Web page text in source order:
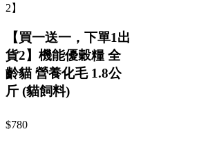
2】
【買一送一，下單1出
貨2】機能優穀糧 全
齡貓 營養化毛 1.8公
斤 (貓飼料)
$780